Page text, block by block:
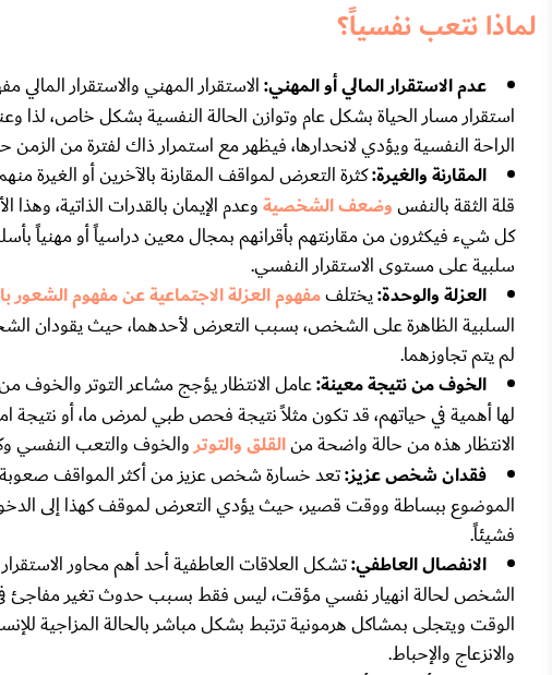
لماذا نتعب نفسياً؟
عدم الاستقرار المالي أو المهني:الاستقرار المهني والاستقرار
استقرار مسار الحياة بشكل عام وتوازن الحالة النفسية بشكل خاص،
الراحة النفسية ويؤدي لانحدارها، فيظهر مع استمرار ذاك لفترة من
المقارنة والغيرة:كثرة التعرض لمواقف المقارنة بالآخرين أو الغيرة
قلة الثقة بالنفسوضعف الشخصيةوعدم الإيمان بالقدرات الذاتية،
كل شيء فيكثرون من مقارنتهم بأقرانهم بمجال معين دراسياً أو مهنياً
سلبية على مستوى الاستقرار النفسي.
العزلة والوحدة:يختلفمفهوم العزلة الاجتماعية عن مفهوم الشعور
السلبية الظاهرة على الشخص، بسبب التعرض لأحدهما، حيث يقودان
لم يتم تجاوزهما.
الخوف من نتيجة معينة:عامل الانتظار يؤجج مشاعر التوتر والخوف
لها أهمية في حياتهم، قد تكون مثلاً نتيجة فحص طبي لمرض ما، أو نتيجة
الانتظار هذه من حالة واضحة منالقلق والتوتروالخوف والتعب النفسي
فقدان شخص عزيز:تعد خسارة شخص عزيز من أكثر المواقف صعوبة
الموضوع ببساطة ووقت قصير، حيث يؤدي التعرض لموقف كهذا إلى
فشيئاً.
الانفصال العاطفي:تشكل العلاقات العاطفية أحد أهم محاور
الشخص لحالة انهيار نفسي مؤقت، ليس فقط بسبب حدوث تغير مفاجئ
الوقت ويتجلى بمشاكل هرمونية ترتبط بشكل مباشر بالحالة المزاجية
والانزعاج والإحباط.